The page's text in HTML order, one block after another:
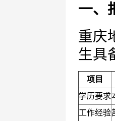
一、
重庆
生具
项目
学历要求
工作经验